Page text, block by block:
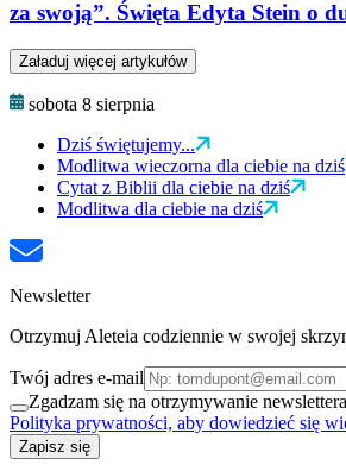
za swoją”. Święta Edyta Stein o
Załaduj więcej artykułów
sobota 8 sierpnia
Dziś świętujemy...
Modlitwa wieczorna dla ciebie na dziś
Cytat z Biblii dla ciebie na dziś
Modlitwa dla ciebie na dziś
Newsletter
Otrzymuj Aleteia codziennie w swojej
Twój adres e-mail
Zgadzam się na otrzymywanie
Polityka prywatności, aby dowiedzieć się
Zapisz się